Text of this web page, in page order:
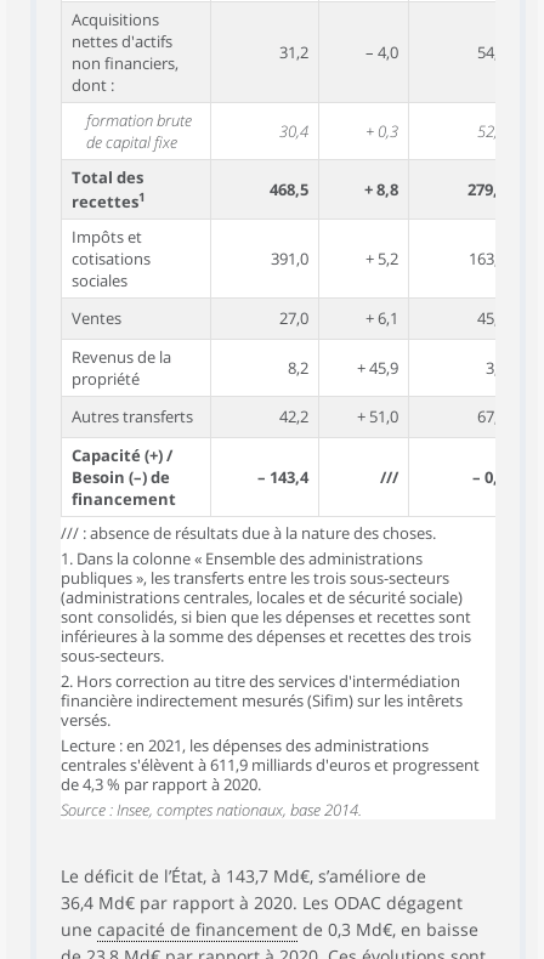
Acquisitions
nettes d'actifs
non financiers,
dont :
31,2 – 4,0 54,7
formation brute
de capital fixe
30,4 + 0,3 52,7
Total des
recettes1 468,5 + 8,8 279,4
Impôts et
cotisations
sociales
391,0 + 5,2 163,5
Ventes 27,0 + 6,1
45,3
Revenus de la
propriété
8,2 + 45,9 3,1
Autres transferts 42,2 + 51,0
67,6
Capacité (+) /
Besoin (–) de
financement
– 143,4 /// – 0,6
/// : absence de résultats due à la nature des choses.
1. Dans la colonne « Ensemble des administrations
publiques », les transferts entre les trois sous-secteurs
(administrations centrales, locales et de sécurité sociale)
sont consolidés, si bien que les dépenses et recettes sont
inférieures à la somme des dépenses et recettes des trois
sous-secteurs.
2. Hors correction au titre des services d'intermédiation
financière indirectement mesurés (Sifim) sur les intêrets
versés.
Lecture : en 2021, les dépenses des administrations
centrales s'élèvent à 611,9 milliards d'euros et progressent
de 4,3 % par rapport à 2020.
Source : Insee, comptes nationaux, base 2014.
Le déficit de l’État, à 143,7 Md€, s’améliore de
36,4 Md€ par rapport à 2020. Les ODAC dégagent
une capacité de financement de 0,3 Md€, en baisse